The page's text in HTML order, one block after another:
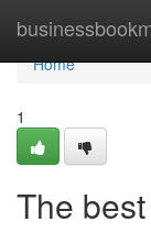
Home
Home
1
The